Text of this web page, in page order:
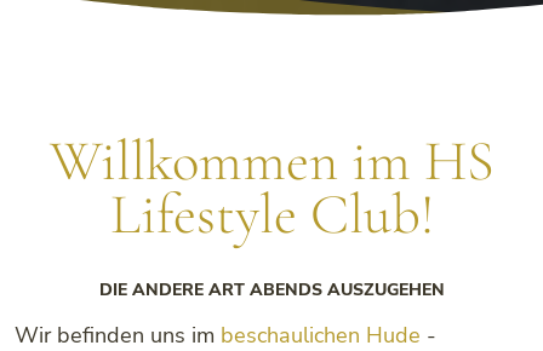
Willkommen im HS
Lifestyle Club!
DIE ANDERE ART ABENDS AUSZUGEHEN
Wir befinden uns im beschaulichen Hude -